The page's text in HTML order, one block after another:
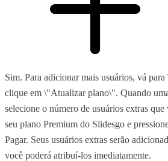
Sim. Para adicionar mais usuários, vá
clique em \"Atualizar plano\". Quando
selecione o número de usuários extras
seu plano Premium do Slidesgo e
Pagar. Seus usuários extras serão
você poderá atribuí-los imediatamente.